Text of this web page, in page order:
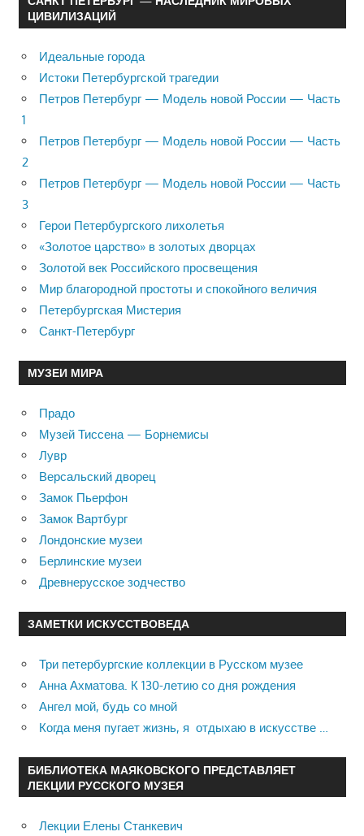
ЦИВИЛИЗАЦИЙ
Идеальные города
Истоки Петербургской трагедии
Петров Петербург — Модель новой России — Часть
1
Петров Петербург — Модель новой России — Часть
2
Петров Петербург — Модель новой России — Часть
3
Герои Петербургского лихолетья
«Золотое царство» в золотых дворцах
Золотой век Российского просвещения
Мир благородной простоты и спокойного величия
Петербургская Мистерия
Санкт-Петербург
МУЗЕИ МИРА
Прадо
Музей Тиссена — Борнемисы
Лувр
Версальский дворец
Замок Пьерфон
Замок Вартбург
Лондонские музеи
Берлинские музеи
Древнерусское зодчество
ЗАМЕТКИ ИСКУССТВОВЕДА
Три петербургские коллекции в Русском музее
Анна Ахматова. К 130-летию со дня рождения
Ангел мой, будь со мной
Когда меня пугает жизнь, я отдыхаю в искусстве …
БИБЛИОТЕКА МАЯКОВСКОГО ПРЕДСТАВЛЯЕТ
ЛЕКЦИИ РУССКОГО МУЗЕЯ
Лекции Елены Станкевич